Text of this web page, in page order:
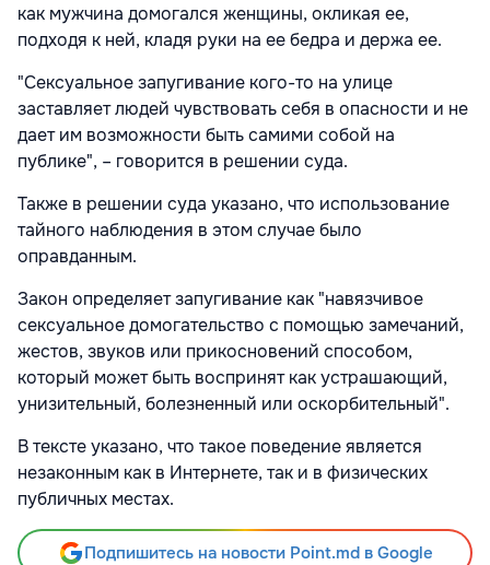
как мужчина домогался женщины, окликая ее,
подходя к ней, кладя руки на ее бедра и держа ее.
"Сексуальное запугивание кого-то на улице
заставляет людей чувствовать себя в опасности и не
дает им возможности быть самими собой на
публике", – говорится в решении суда.
Также в решении суда указано, что использование
тайного наблюдения в этом случае было
оправданным.
Закон определяет запугивание как "навязчивое
сексуальное домогательство с помощью замечаний,
жестов, звуков или прикосновений способом,
который может быть воспринят как устрашающий,
унизительный, болезненный или оскорбительный".
В тексте указано, что такое поведение является
незаконным как в Интернете, так и в физических
публичных местах.
Подпишитесь на новости Point.md в Google